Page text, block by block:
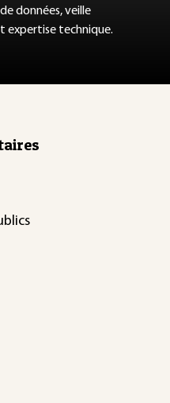
données, veille
expertise technique.